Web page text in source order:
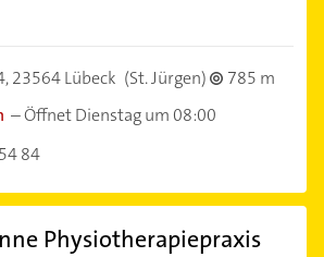
23564 Lübeck (St. Jürgen)
785 m
–Öffnet Dienstag um 08:00
84
Physiotherapiepraxis